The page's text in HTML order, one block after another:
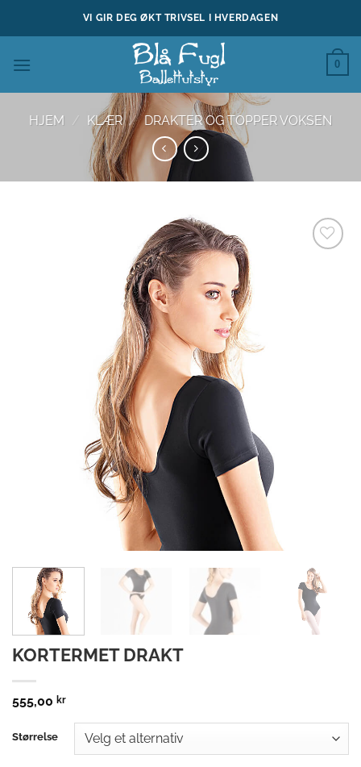
VI GIR DEG ØKT TRIVSEL I HVERDAGEN
0
HJEM / KLÆR / DRAKTER OG TOPPER VOKSEN
KORTERMET DRAKT
555,00 kr
Størrelse